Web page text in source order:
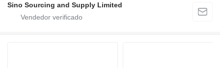
Sino Sourcing and Supply Limited